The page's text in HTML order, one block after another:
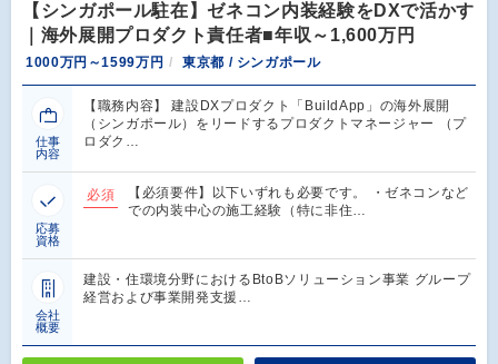
【シンガポール駐在】ゼネコン内装経験をDXで活かす
｜海外展開プロダクト責任者■年収～1,600万円
1000万円～1599万円 東京都 / シンガポール
仕事
内容
【職務内容】 建設DXプロダクト「BuildApp」の海外展開
（シンガポール）をリードするプロダクトマネージャー （プ
ロダク…
応募
資格
必須
【必須要件】以下いずれも必要です。 ・ゼネコンなど
での内装中心の施工経験（特に非住…
会社
概要
建設・住環境分野におけるBtoBソリューション事業 グループ
経営および事業開発支援…